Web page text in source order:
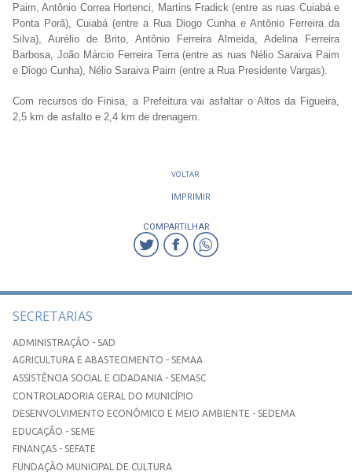
Paim, Antônio Correa Hortenci, Martins Fradick (entre as ruas Cuiabá e
Ponta Porã), Cuiabá (entre a Rua Diogo Cunha e Antônio Ferreira da
Silva), Aurélio de Brito, Antônio Ferreira Almeida, Adelina Ferreira
Barbosa, João Márcio Ferreira Terra (entre as ruas Nélio Saraiva Paim
e Diogo Cunha), Nélio Saraiva Paim (entre a Rua Presidente Vargas).
Com recursos do Finisa, a Prefeitura vai asfaltar o Altos da Figueira,
2,5 km de asfalto e 2,4 km de drenagem.
VOLTAR
IMPRIMIR
COMPARTILHAR
SECRETARIAS
ADMINISTRAÇÃO - SAD
AGRICULTURA E ABASTECIMENTO - SEMAA
ASSISTÊNCIA SOCIAL E CIDADANIA - SEMASC
CONTROLADORIA GERAL DO MUNICÍPIO
DESENVOLVIMENTO ECONÔMICO E MEIO AMBIENTE - SEDEMA
EDUCAÇÃO - SEME
FINANÇAS - SEFATE
FUNDAÇÃO MUNICIPAL DE CULTURA